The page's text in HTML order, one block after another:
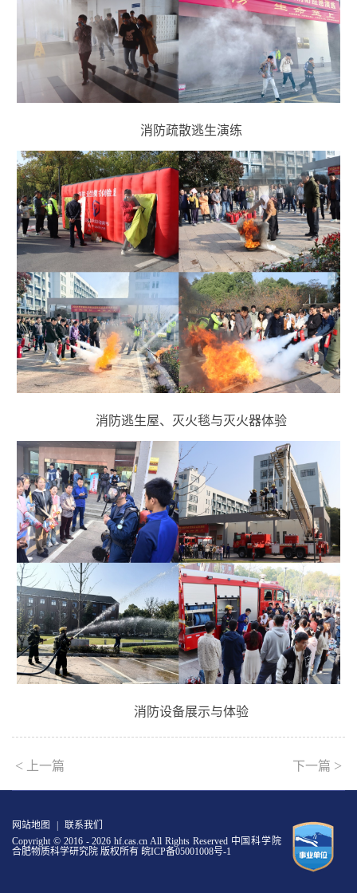
消防疏散逃生演练
消防逃生屋、灭火毯与灭火器体验
消防设备展示与体验
< 上一篇 下一篇 >
网站地图 | 联系我们
Copyright © 2016 -2026 hf.cas.cn All Rights Reserved 中国科学院
合肥物质科学研究院 版权所有 皖ICP备05001008号-1